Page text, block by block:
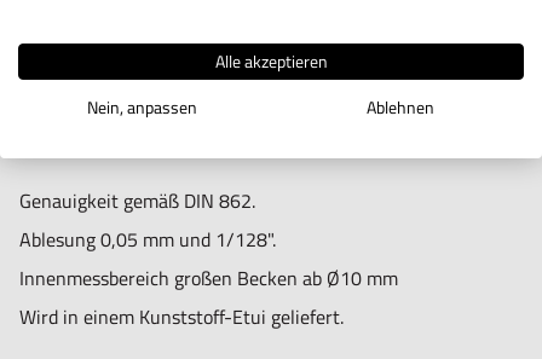
somit über optimale Gleiteigenschaften. Durch die weiße
Skala auf schwarzem Untergrund ein prima Kontrast zum
Nonius. Parallaxfreie Ablesung mit einem flachen Nonius.
Genauigkeit gemäß DIN 862.
Ablesung 0,05 mm und 1/128".
Innenmessbereich großen Becken ab Ø10 mm
Wird in einem Kunststoff-Etui geliefert.
Alle akzeptieren
Nein, anpassen
Ablehnen